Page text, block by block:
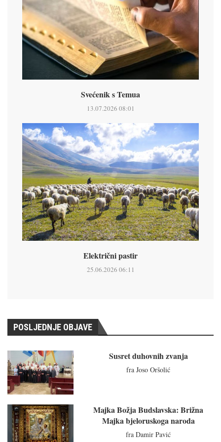
Svećenik s Temua
13.07.2026 08:01
Električni pastir
25.06.2026 06:11
POSLJEDNJE OBJAVE
Susret duhovnih zvanja
fra Joso Oršolić
Majka Božja Budslavska: Brižna
Majka bjeloruskoga naroda
fra Damir Pavić